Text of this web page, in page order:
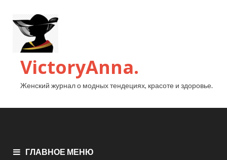
VictoryAnna.
Женский журнал о модных тендециях, красоте и здоровье.
ГЛАВНОЕ МЕНЮ